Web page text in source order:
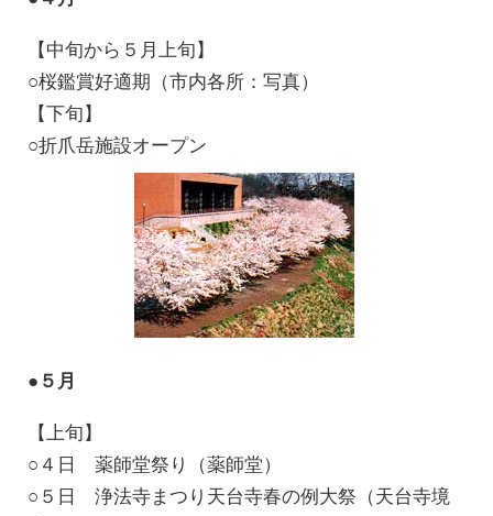
【中旬から５月上旬】
○桜鑑賞好適期（市内各所：写真）
【下旬】
○折爪岳施設オープン
●５月
【上旬】
○４日 薬師堂祭り（薬師堂）
○５日 浄法寺まつり天台寺春の例大祭（天台寺境